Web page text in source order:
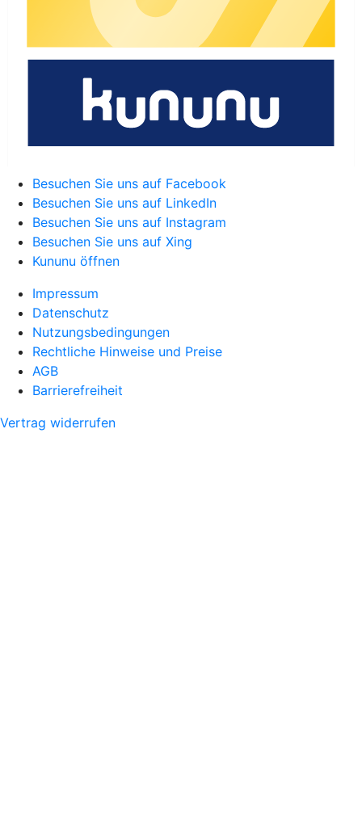
Besuchen Sie uns auf Facebook
Besuchen Sie uns auf LinkedIn
Besuchen Sie uns auf Instagram
Besuchen Sie uns auf Xing
Kununu öffnen
Impressum
Datenschutz
Nutzungsbedingungen
Rechtliche Hinweise und Preise
AGB
Barrierefreiheit
Vertrag widerrufen